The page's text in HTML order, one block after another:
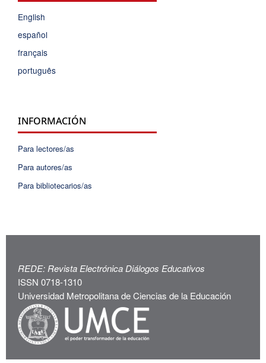
English
español
français
português
INFORMACIÓN
Para lectores/as
Para autores/as
Para bibliotecarios/as
REDE: Revista Electrónica Diálogos Educativos
ISSN 0718-1310
Universidad Metropolitana de Ciencias de la Educación